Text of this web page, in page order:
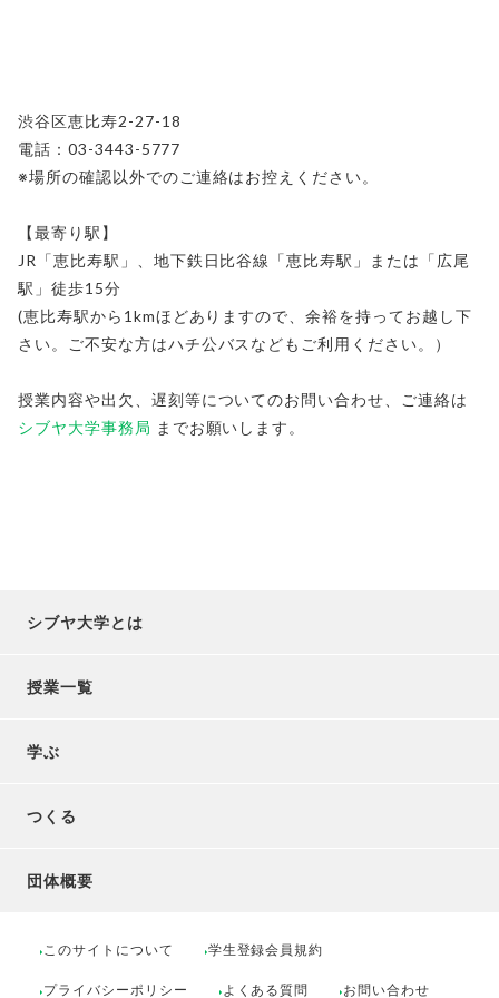
渋谷区恵比寿2-27-18
電話：03-3443-5777
※場所の確認以外でのご連絡はお控えください。
【最寄り駅】
JR「恵比寿駅」、地下鉄日比谷線「恵比寿駅」または「広尾
駅」徒歩15分
(恵比寿駅から1kmほどありますので、余裕を持ってお越し下
さい。ご不安な方はハチ公バスなどもご利用ください。）
授業内容や出欠、遅刻等についてのお問い合わせ、ご連絡は
シブヤ大学事務局 までお願いします。
シブヤ大学とは
授業一覧
学ぶ
つくる
団体概要
このサイトについて 学生登録会員規約
プライバシーポリシー よくある質問 お問い合わせ